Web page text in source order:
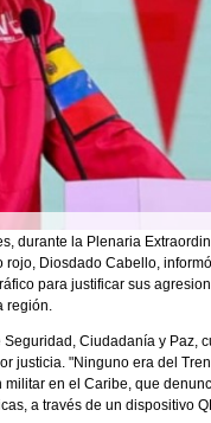
durante la Plenaria
Diosdado Cabello,
para justificar sus
región.
Ciudadanía y Paz,
justicia. "Ninguno era del
en el Caribe, que
a través de un dispositivo